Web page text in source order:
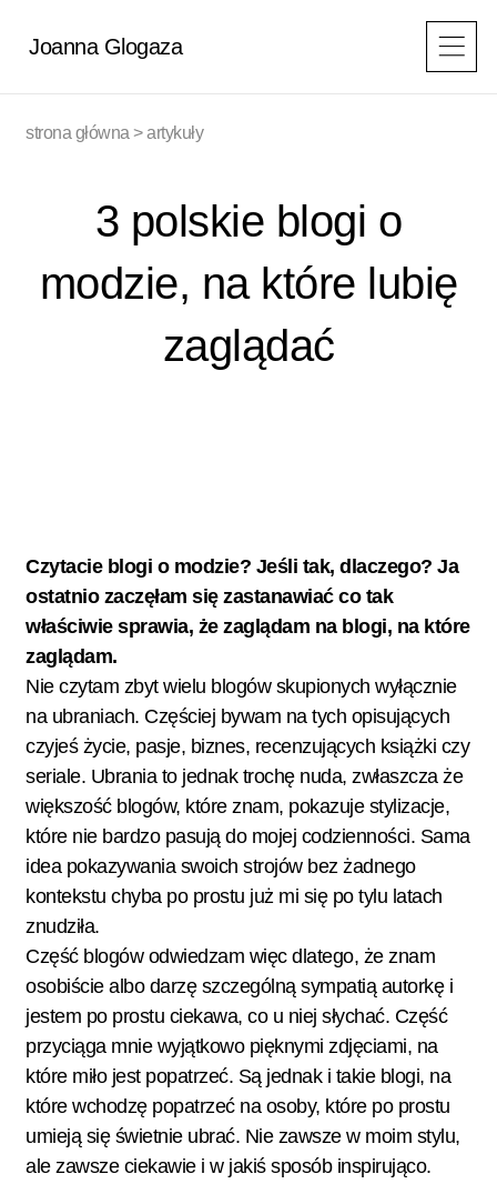
Joanna Glogaza
strona główna >artykuły
3 polskie blogi o
modzie, na które lubię
zaglądać
Czytacie blogi o modzie? Jeśli tak, dlaczego? Ja
ostatnio zaczęłam się zastanawiać co tak
właściwie sprawia, że zaglądam na blogi, na które
zaglądam.
Nie czytam zbyt wielu blogów skupionych wyłącznie
na ubraniach. Częściej bywam na tych opisujących
czyjeś życie, pasje, biznes, recenzujących książki czy
seriale. Ubrania to jednak trochę nuda, zwłaszcza że
większość blogów, które znam, pokazuje stylizacje,
które nie bardzo pasują do mojej codzienności. Sama
idea pokazywania swoich strojów bez żadnego
kontekstu chyba po prostu już mi się po tylu latach
znudziła.
Część blogów odwiedzam więc dlatego, że znam
osobiście albo darzę szczególną sympatią autorkę i
jestem po prostu ciekawa, co u niej słychać. Część
przyciąga mnie wyjątkowo pięknymi zdjęciami, na
które miło jest popatrzeć. Są jednak i takie blogi, na
które wchodzę popatrzeć na osoby, które po prostu
umieją się świetnie ubrać. Nie zawsze w moim stylu,
ale zawsze ciekawie i w jakiś sposób inspirująco.